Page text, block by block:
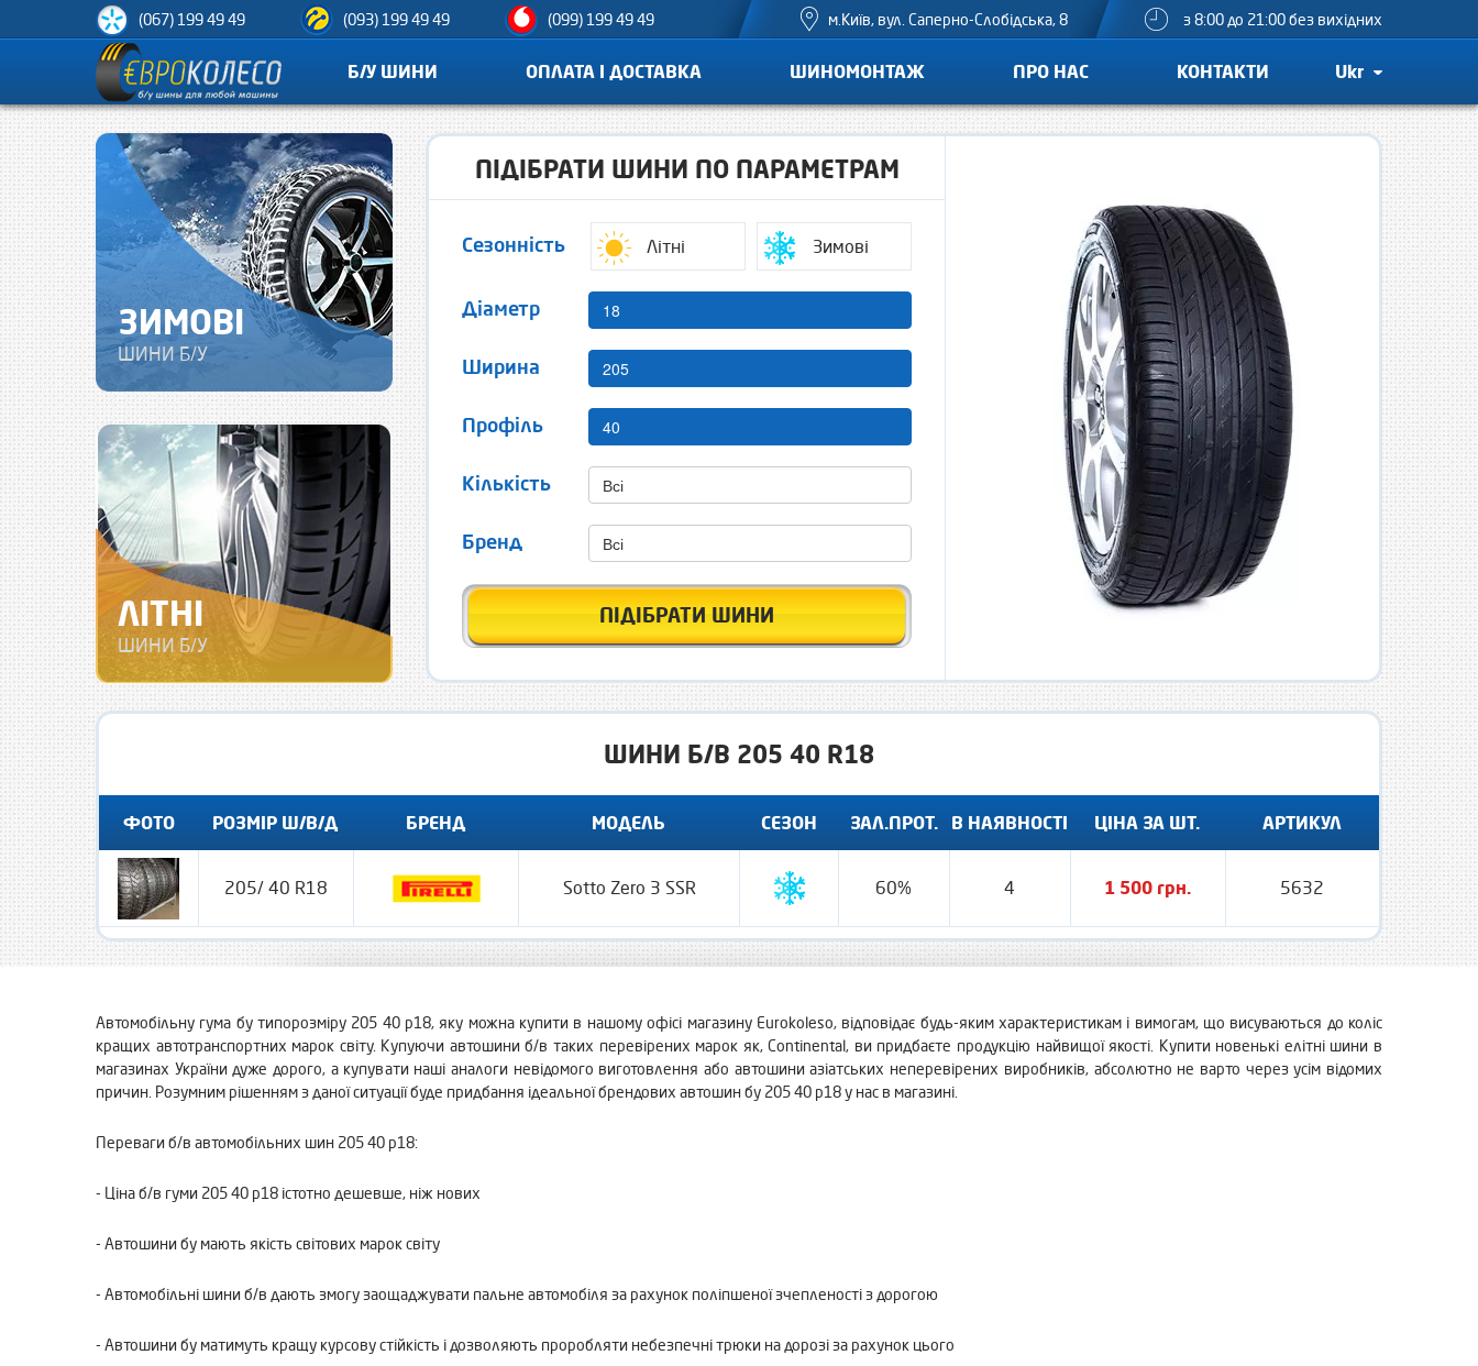
(067) 199 49 49 (093) 199 49 49 (099) 199 49 49 м.Київ, вул. Саперно-Слобідська, 8 з 8:00 до 21:00 без вихідних
Б/У ШИНИ ОПЛАТА І ДОСТАВКА ШИНОМОНТАЖ ПРО НАС КОНТАКТИ Ukr
ЗИМОВІ
ШИНИ Б/У
ЛІТНІ
ШИНИ Б/У
ПІДІБРАТИ ШИНИ ПО ПАРАМЕТРАМ
Сезонність Літні Зимові
Діаметр 18
Ширина 205
Профіль 40
Кількість Всі
Бренд Всі
ПІДІБРАТИ ШИНИ
ШИНИ Б/В 205 40 R18
ФОТО РОЗМІР Ш/В/Д БРЕНД МОДЕЛЬ СЕЗОН ЗАЛ.ПРОТ. В НАЯВНОСТІ ЦІНА ЗА ШТ. АРТИКУЛ
205/ 40 R18 Sotto Zero 3 SSR 60% 4 1 500 грн. 5632
Автомобільну гума бу типорозміру 205 40 р18, яку можна купити в нашому офісі магазину Eurokoleso, відповідає будь-яким характеристикам і вимогам, що висуваються до коліс
кращих автотранспортних марок світу. Купуючи автошини б/в таких перевірених марок як, Continental, ви придбаєте продукцію найвищої якості. Купити новенькі елітні шини в
магазинах України дуже дорого, а купувати наші аналоги невідомого виготовлення або автошини азіатських неперевірених виробників, абсолютно не варто через усім відомих
причин. Розумним рішенням з даної ситуації буде придбання ідеальної брендових автошин бу 205 40 р18 у нас в магазині.
Переваги б/в автомобільних шин 205 40 р18:
- Ціна б/в гуми 205 40 р18 істотно дешевше, ніж нових
- Автошини бу мають якість світових марок світу
- Автомобільні шини б/в дають змогу заощаджувати пальне автомобіля за рахунок поліпшеної зчепленості з дорогою
- Автошини бу матимуть кращу курсову стійкість і дозволяють проробляти небезпечні трюки на дорозі за рахунок цього